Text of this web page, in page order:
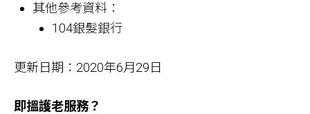
其他參考資料：
104銀髮銀行
更新日期：2020年6月29日
即搵護老服務？